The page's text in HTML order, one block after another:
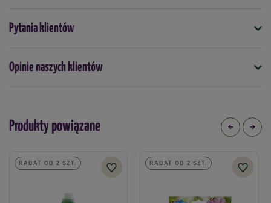
Symbol
5901875004047
kwiecień maj czerwiec
Typ nawozu
Pytania klientów
Opinie naszych klientów
Produkty powiązane
RABAT OD 2 SZT. RABAT OD 2 SZT.